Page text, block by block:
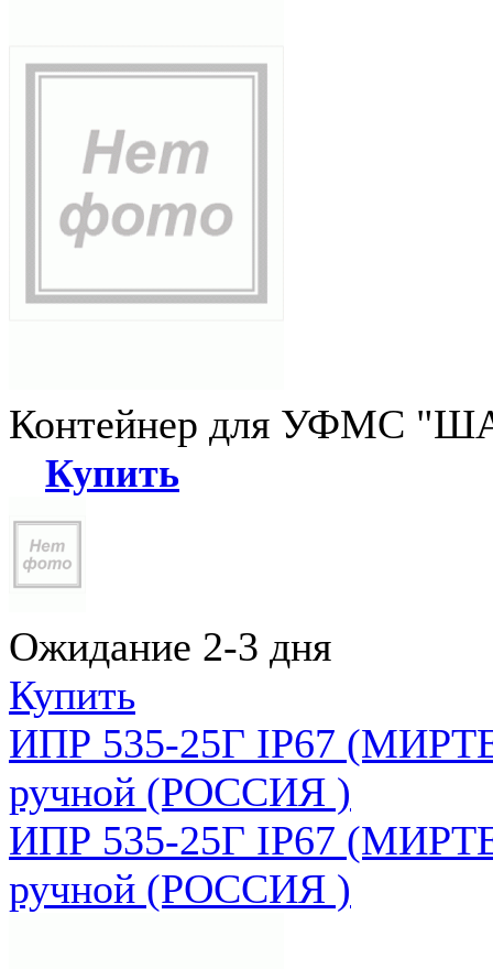
Контейнер для УФМС
Купить
Ожидание 2-3 дня
Купить
ИПР 535-25Г IP67
ручной (РОССИЯ )
ИПР 535-25Г IP67
ручной (РОССИЯ )